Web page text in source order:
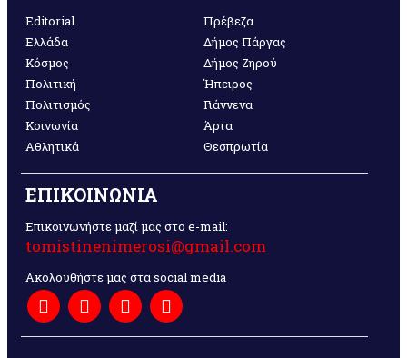
Editorial
Ελλάδα
Κόσμος
Πολιτική
Πολιτισμός
Κοινωνία
Αθλητικά
Πρέβεζα
Δήμος Πάργας
Δήμος Ζηρού
Ήπειρος
Γιάννενα
Άρτα
Θεσπρωτία
ΕΠΙΚΟΙΝΩΝΙΑ
Επικοινωνήστε μαζί μας στο e-mail:
tomistinenimerosi@gmail.com
Ακολουθήστε μας στα social media